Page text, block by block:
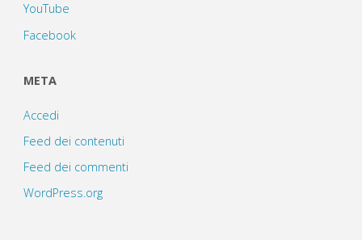
YouTube
Facebook
META
Accedi
Feed dei contenuti
Feed dei commenti
WordPress.org